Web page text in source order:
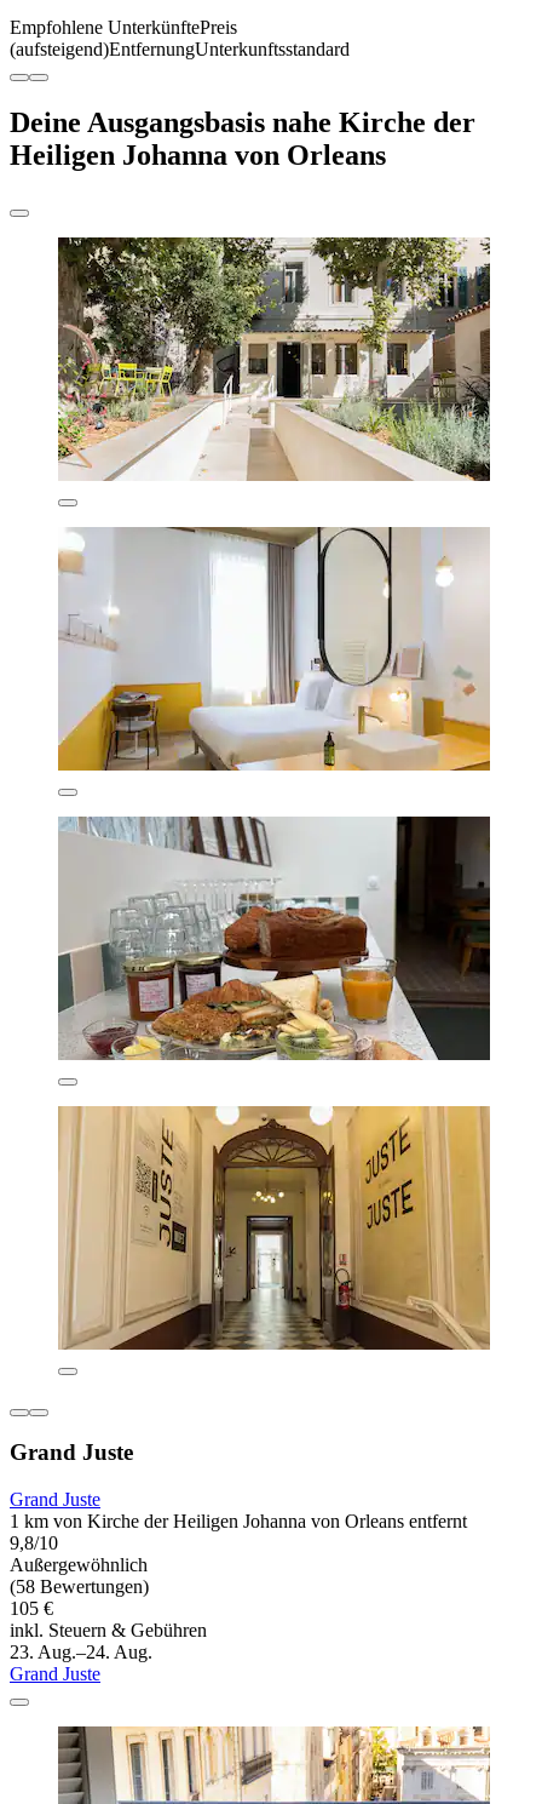
Empfohlene UnterkünftePreis
(aufsteigend)EntfernungUnterkunftsstandard
Deine Ausgangsbasis nahe Kirche der
Heiligen Johanna von Orleans
Grand Juste
Grand Juste
1 km von Kirche der Heiligen Johanna von Orleans entfernt
9,8/10
Außergewöhnlich
(58 Bewertungen)
105 €
inkl. Steuern & Gebühren
23. Aug.–24. Aug.
Grand Juste